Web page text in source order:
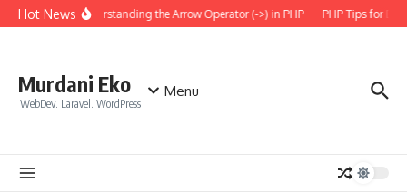
Aller au contenu
Hot News Understanding the Arrow Operator (->) in PHP PHP Tips for
Murdani Eko
WebDev. Laravel. WordPress
Menu